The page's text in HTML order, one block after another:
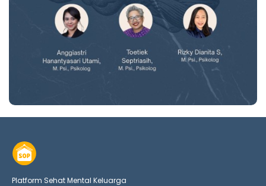
Platform Sehat Mental Keluarga